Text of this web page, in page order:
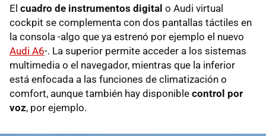
El cuadro de instrumentos digital o Audi virtual
cockpit se complementa con dos pantallas táctiles en
la consola -algo que ya estrenó por ejemplo el nuevo
Audi A6-. La superior permite acceder a los sistemas
multimedia o el navegador, mientras que la inferior
está enfocada a las funciones de climatización o
comfort, aunque también hay disponible control por
voz, por ejemplo.